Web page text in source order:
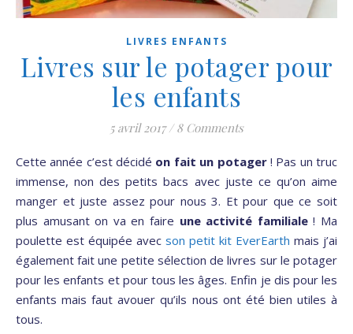
LIVRES ENFANTS
Livres sur le potager pour
les enfants
5 avril 2017 / 8 Comments
Cette année c’est décidé on fait un potager! Pas un truc
immense, non des petits bacs avec juste ce qu’on aime
manger et juste assez pour nous 3. Et pour que ce soit
plus amusant on va en faire une activité familiale! Ma
poulette est équipée avec son petit kit EverEarth mais j’ai
également fait une petite sélection de livres sur le potager
pour les enfants et pour tous les âges. Enfin je dis pour les
enfants mais faut avouer qu’ils nous ont été bien utiles à
tous.